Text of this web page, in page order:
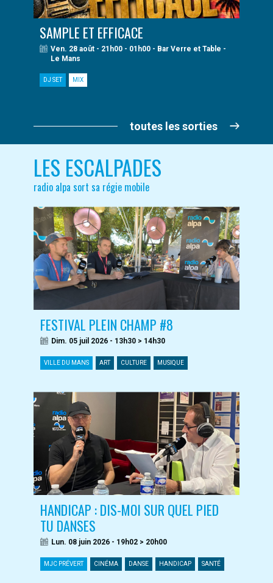
SAMPLE ET EFFICACE
Ven. 28 août - 21h00 - 01h00 - Bar Verre et Table -
Le Mans
DJ SET MIX
toutes les sorties
LES ESCALPADES
radio alpa sort sa régie mobile
FESTIVAL PLEIN CHAMP #8
Dim. 05 juil 2026 - 13h30 > 14h30
VILLE DU MANS ART CULTURE MUSIQUE
HANDICAP : DIS-MOI SUR QUEL PIED
TU DANSES
Lun. 08 juin 2026 - 19h02 > 20h00
MJC PRÉVERT CINÉMA DANSE HANDICAP SANTÉ